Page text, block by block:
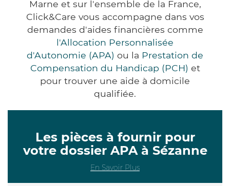
Marne et sur l'ensemble de la France,
Click&Care vous accompagne dans vos
demandes d'aides financières comme
l'Allocation Personnalisée
d'Autonomie (APA) ou la Prestation de
Compensation du Handicap (PCH) et
pour trouver une aide à domicile
qualifiée.
Les pièces à fournir pour
votre dossier APA à Sézanne
En Savoir Plus